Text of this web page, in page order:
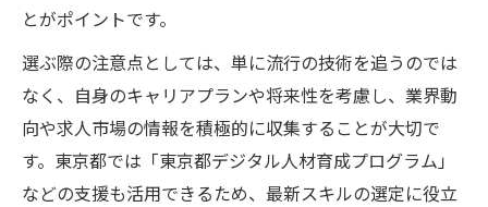
とがポイントです。
選ぶ際の注意点としては、単に流行の技術を追うのでは
なく、自身のキャリアプランや将来性を考慮し、業界動
向や求人市場の情報を積極的に収集することが大切で
す。東京都では「東京都デジタル人材育成プログラム」
などの支援も活用できるため、最新スキルの選定に役立